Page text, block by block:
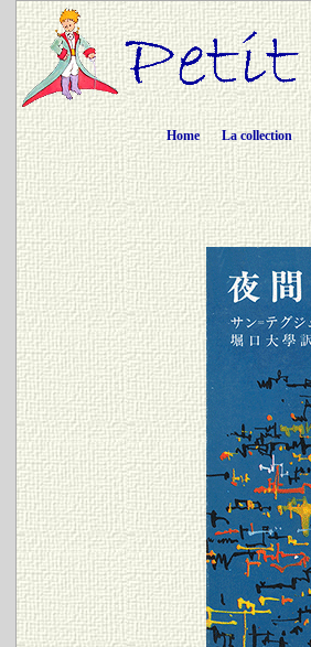
Home La collection